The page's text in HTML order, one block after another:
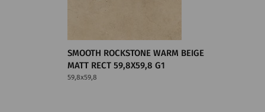
SMOOTH ROCKSTONE WARM BEIGE
MATT RECT 59,8X59,8 G1
59,8x59,8